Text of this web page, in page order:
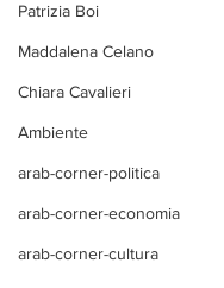
Patrizia Boi
Maddalena Celano
Chiara Cavalieri
Ambiente
arab-corner-politica
arab-corner-economia
arab-corner-cultura